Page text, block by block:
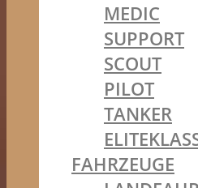
MEDIC
SUPPORT
SCOUT
PILOT
TANKER
FAHRZEUGE